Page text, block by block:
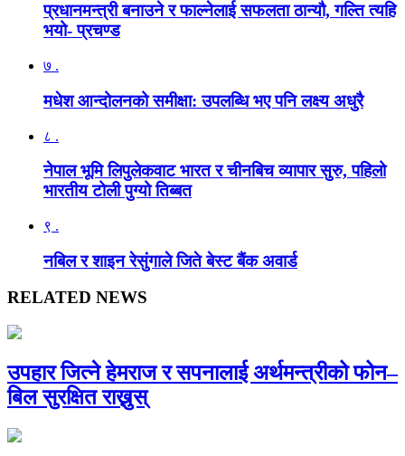
प्रधानमन्त्री बनाउने र फाल्नेलाई सफलता ठान्यौ, गल्ति त्यहि
भयो- प्रचण्ड
७ .
मधेश आन्दोलनको समीक्षा: उपलब्धि भए पनि लक्ष्य अधुरै
८ .
नेपाल भूमि लिपुलेकवाट भारत र चीनबिच व्यापार सुरु, पहिलो
भारतीय टोली पुग्यो तिब्बत
९ .
नबिल र शाइन रेसुंगाले जिते बेस्ट बैंक अवार्ड
RELATED NEWS
उपहार जित्ने हेमराज र सपनालाई अर्थमन्त्रीको फोन–
बिल सुरक्षित राख्नुस्